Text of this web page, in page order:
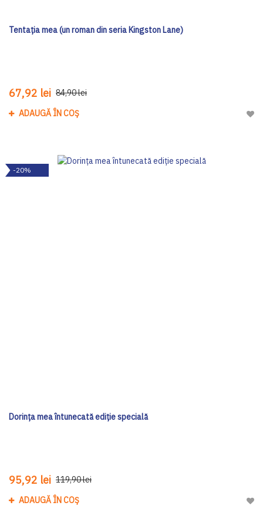
Tentația mea (un roman din seria Kingston Lane)
67,92 lei 84,90 lei
ADAUGĂ ÎN COȘ
-20%
Dorința mea întunecată ediţie specială
95,92 lei 119,90 lei
ADAUGĂ ÎN COȘ